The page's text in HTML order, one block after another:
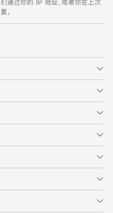
通过你的 IP 地址，或者你在上次
。